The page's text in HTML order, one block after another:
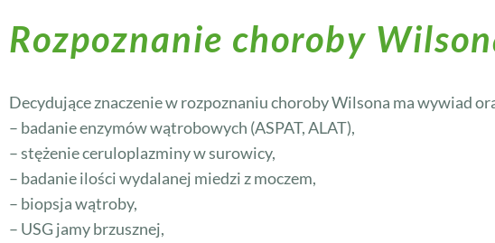
Rozpoznanie choroby
Decydujące znaczenie w rozpoznaniu choroby Wilsona ma wywiad
– badanie enzymów wątrobowych (ASPAT, ALAT),
– stężenie ceruloplazminy w surowicy,
– badanie ilości wydalanej miedzi z moczem,
– biopsja wątroby,
– USG jamy brzusznej,